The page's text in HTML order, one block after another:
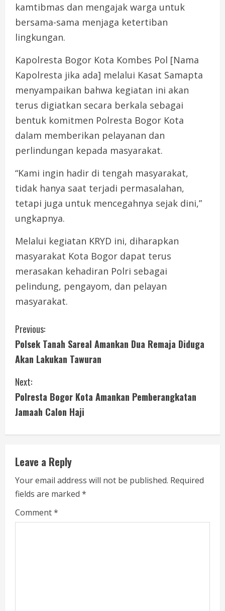
kamtibmas dan mengajak warga untuk
bersama-sama menjaga ketertiban
lingkungan.
Kapolresta Bogor Kota Kombes Pol [Nama
Kapolresta jika ada] melalui Kasat Samapta
menyampaikan bahwa kegiatan ini akan
terus digiatkan secara berkala sebagai
bentuk komitmen Polresta Bogor Kota
dalam memberikan pelayanan dan
perlindungan kepada masyarakat.
“Kami ingin hadir di tengah masyarakat,
tidak hanya saat terjadi permasalahan,
tetapi juga untuk mencegahnya sejak dini,”
ungkapnya.
Melalui kegiatan KRYD ini, diharapkan
masyarakat Kota Bogor dapat terus
merasakan kehadiran Polri sebagai
pelindung, pengayom, dan pelayan
masyarakat.
C
o
n
t
i
n
u
e
R
e
Previous:
Polsek Tanah Sareal Amankan Dua Remaja Diduga
Akan Lakukan Tawuran
Next:
Polresta Bogor Kota Amankan Pemberangkatan
Jamaah Calon Haji
Leave a Reply
Your email address will not be published. Required
fields are marked *
Comment*